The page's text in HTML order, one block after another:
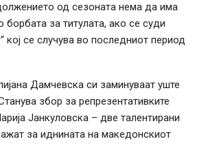
од сезоната нема да има
борбата за титулата, ако се суди
кој се случува во последниот период
Дамчевска си заминуваат уште
збор за репрезентативките
Јанкуловска – две талентирани
за иднината на македонскиот